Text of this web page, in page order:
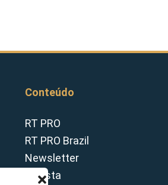
Conteúdo
RT PRO
RT PRO Brazil
Newsletter
Revista